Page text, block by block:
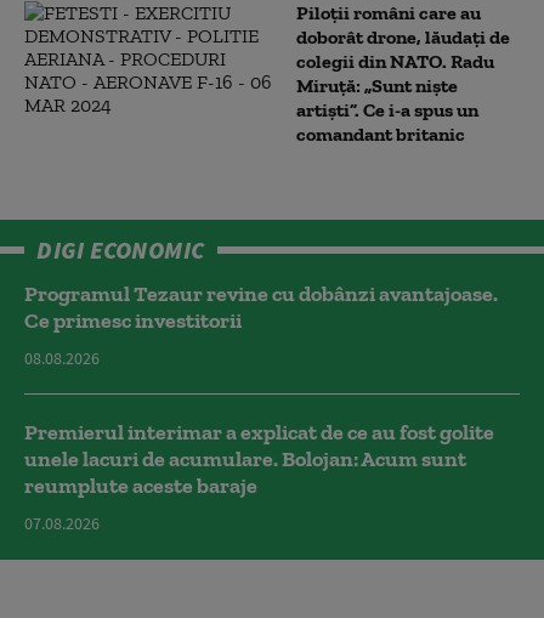
Piloții români care au
doborât drone, lăudați de
colegii din NATO. Radu
Miruță: „Sunt niște
artiști”. Ce i-a spus un
comandant britanic
DIGI ECONOMIC
Programul Tezaur revine cu dobânzi avantajoase.
Ce primesc investitorii
08.08.2026
Premierul interimar a explicat de ce au fost golite
unele lacuri de acumulare. Bolojan: Acum sunt
reumplute aceste baraje
07.08.2026